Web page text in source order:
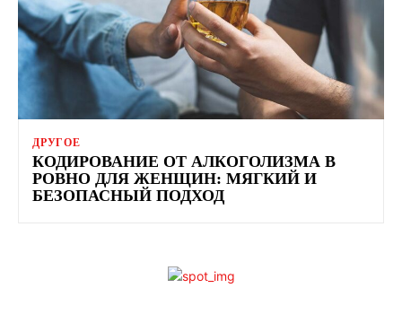
ДРУГОЕ
КОДИРОВАНИЕ ОТ АЛКОГОЛИЗМА В
РОВНО ДЛЯ ЖЕНЩИН: МЯГКИЙ И
БЕЗОПАСНЫЙ ПОДХОД